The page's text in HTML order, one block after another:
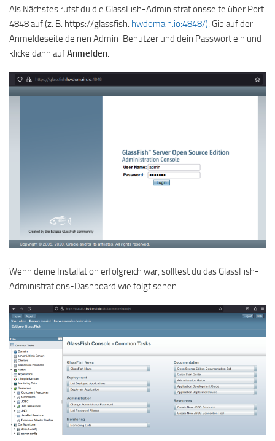
Als Nächstes rufst du die GlassFish-Administrationsseite über Port
4848 auf (z. B. https://glassfish. hwdomain.io:4848/). Gib auf der
Anmeldeseite deinen Admin-Benutzer und dein Passwort ein und
klicke dann aufAnmelden.
Wenn deine Installation erfolgreich war, solltest du das GlassFish-
Administrations-Dashboard wie folgt sehen: